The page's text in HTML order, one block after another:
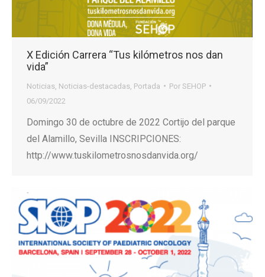
X Edición Carrera “Tus kilómetros nos dan
vida”
Noticias Noticias-destacadas Portada Por SEHOP
06/09/2022
Domingo 30 de octubre de 2022 Cortijo del parque
del Alamillo, Sevilla INSCRIPCIONES:
http://www.tuskilometrosnosdanvida.org/